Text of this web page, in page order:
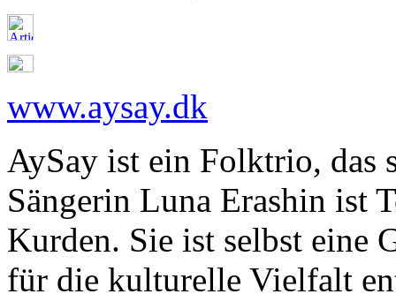
www.aysay.dk
AySay ist ein Folktrio, das
Sängerin Luna Erashin ist
Kurden. Sie ist selbst eine
für die kulturelle Vielfalt